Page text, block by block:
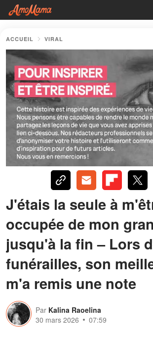
ACCUEIL VIRAL
J'étais la seule à
occupée de mon
jusqu'à la fin – Lors
funérailles, son
m'a remis une note
Par Kalina Raoelina
30 mars 2026
07:59